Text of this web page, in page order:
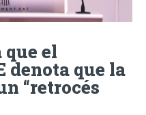
que el
denota que la
“retrocés